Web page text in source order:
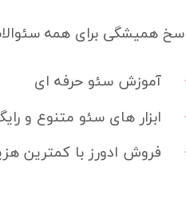
همیشگی برای همه
آموزش سئو حرفه ای
ابزار های سئو متنوع و
فروش ادورز با کمترین